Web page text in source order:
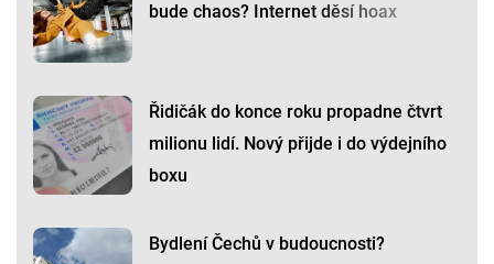
bude chaos? Internet děsí hoax
Řidičák do konce roku propadne čtvrt
milionu lidí. Nový přijde i do výdejního
boxu
Bydlení Čechů v budoucnosti?